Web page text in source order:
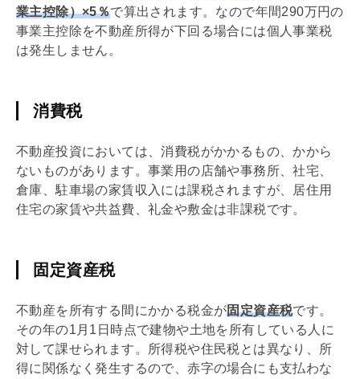
業主控除）×5％で算出されます。なので年間290万円の
事業主控除を不動産所得が下回る場合には個人事業税
は発生しません。
消費税
不動産投資においては、消費税がかかるもの、かから
ないものがあります。事業用の店舗や事務所、社宅、
倉庫、駐車場の家賃収入には課税されますが、居住用
住宅の家賃や共益費、 礼金や敷金は非課税です。
固定資産税
不動産を所有する間にかかる税金が固定資産税です。
その年の1月1日時点で建物や土地を所有している人に
対して課せられます。所得税や住民税とは異なり、所
得に関係なく発生するので、赤字の場合にも支払わな